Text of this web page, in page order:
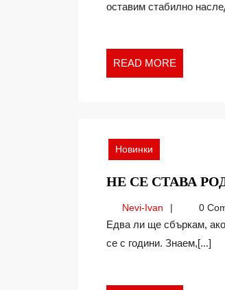
оставим стабилно
READ MORE
MORE
Новинки
НЕ СЕ СТАВА
Nevi-IvanNevi-
Ivan
0
Едва ли ще сбъркам, ако изкажа следното твърдение: Родител не се става за един ден, става
се с години. Знаем,[...]